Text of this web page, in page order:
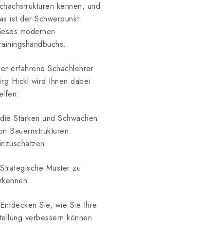
kennen, und
ist der Schwerpunkt
modernen
erfahrene Schachlehrer
Hickl wird Ihnen dabei
Stärken und Schwächen
Bauernstrukturen
Muster zu
Sie, wie Sie Ihre
verbessern können